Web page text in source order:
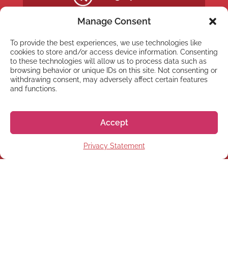
Manage Consent
To provide the best experiences, we use technologies like
cookies to store and/or access device information. Consenting
to these technologies will allow us to process data such as
browsing behavior or unique IDs on this site. Not consenting or
withdrawing consent, may adversely affect certain features
and functions.
Accept
Privacy Statement
NEWSLETTER
Registrati alla nostra